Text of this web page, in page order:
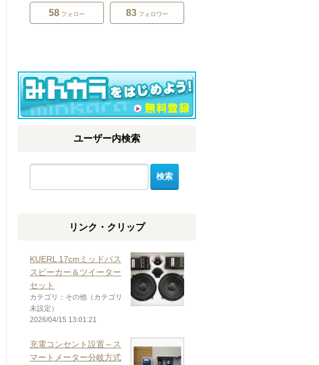
58 フォロー 83 フォロワー
ユーザー内検索
リンク・クリップ
KUERL 17cmミッドバス
スピーカー＆ツイーター
セット
カテゴリ：その他（カテゴリ
未設定）
2026/04/15 13:01:21
充電コンセント設置～ス
マートメーター分岐方式